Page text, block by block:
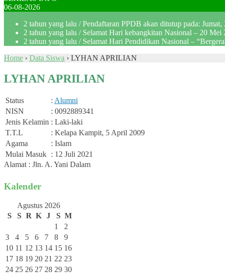
06-08-2026
2 tahun yang lalu / Pendaftaran PPDB akan ditutup pada:
2 tahun yang lalu / Selamat Hari kebangkitan Nasional – 20 Mei
2 tahun yang lalu / Selamat Hari Pendidikan Nasional –
Home › Data Siswa › LYHAN APRILIAN
LYHAN APRILIAN
Status : Alumni
NISN
: 0092889341
Jenis Kelamin : Laki-laki
T.T.L
: Kelapa Kampit, 5 April 2009
Agama
: Islam
Mulai Masuk : 12 Juli 2021
Alamat : Jln. A. Yani Dalam
Kalender
Agustus 2026
S
S R K J S M
1
2
3
4 5 6 7 8
9
10 11 12 13 14 15 16
17 18 19 20 21 22 23
24 25 26 27 28 29 30